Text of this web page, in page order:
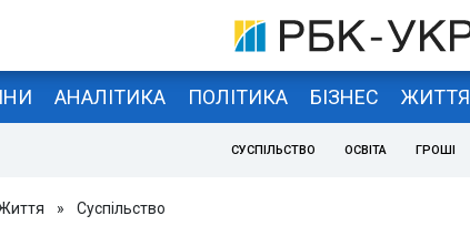
АНАЛІТИКА ПОЛІТИКА БІЗНЕС ЖИТТЯ
СУСПІЛЬСТВО ОСВІТА ГРОШІ
» Суспільство